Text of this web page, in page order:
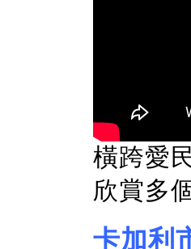
橫跨愛
欣賞多
卡加利